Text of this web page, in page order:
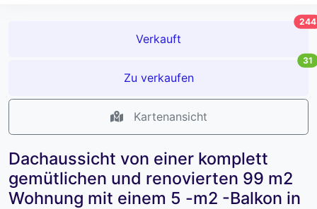
Verkauft
244
Zu verkaufen
31
Kartenansicht
Dachaussicht von einer komplett
gemütlichen und renovierten 99 m2
Wohnung mit einem 5 -m2 -Balkon in